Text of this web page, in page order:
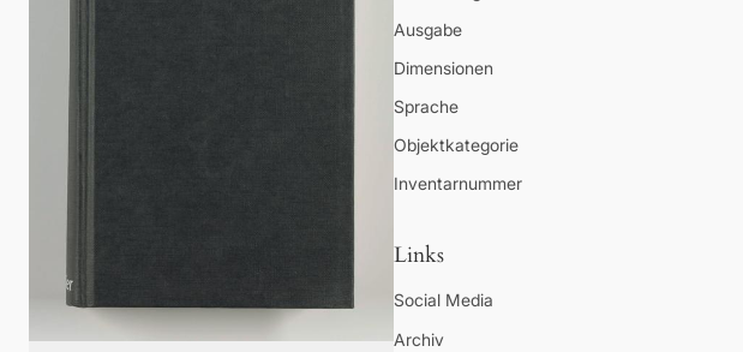
Ausgabe
Dimensionen
Sprache
Objektkategorie
Inventarnummer
Links
Social Media
Archiv